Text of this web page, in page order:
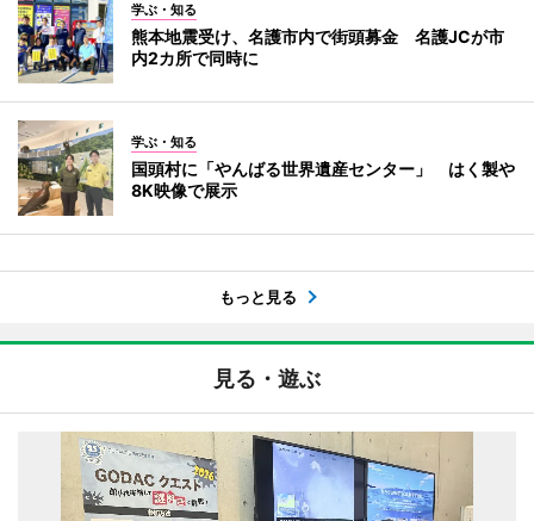
学ぶ・知る
熊本地震受け、名護市内で街頭募金 名護JCが市
内2カ所で同時に
学ぶ・知る
国頭村に「やんばる世界遺産センター」 はく製や
8K映像で展示
もっと見る
見る・遊ぶ